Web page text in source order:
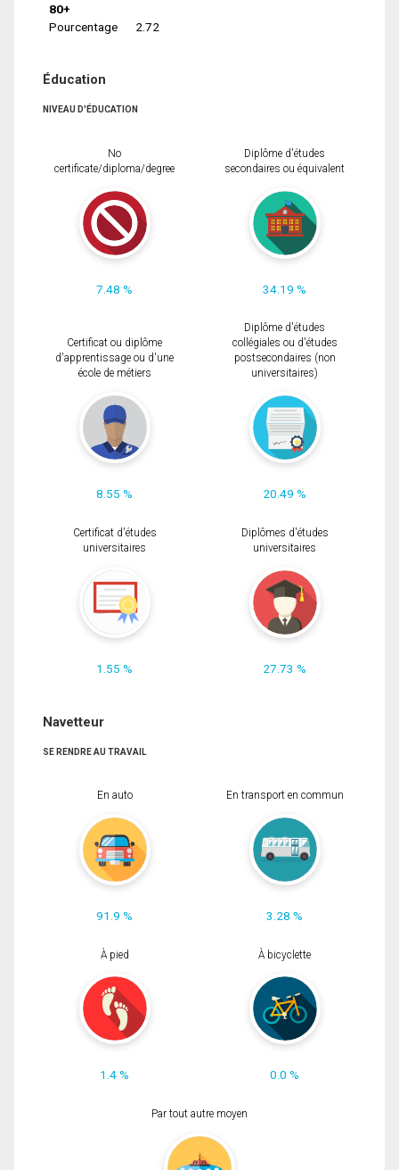
80+
Pourcentage
2.72
Éducation
NIVEAU D'ÉDUCATION
No
certificate/diploma/degree
7.48 %
Diplôme d'études
secondaires ou équivalent
34.19 %
Certificat ou diplôme
d'apprentissage ou d'une
école de métiers
8.55 %
Diplôme d'études
collégiales ou d'études
postsecondaires (non
universitaires)
20.49 %
Certificat d'études
universitaires
1.55 %
Diplômes d'études
universitaires
27.73 %
Navetteur
SE RENDRE AU TRAVAIL
En auto
91.9 %
En transport en commun
3.28 %
À pied
1.4 %
À bicyclette
0.0 %
Par tout autre moyen